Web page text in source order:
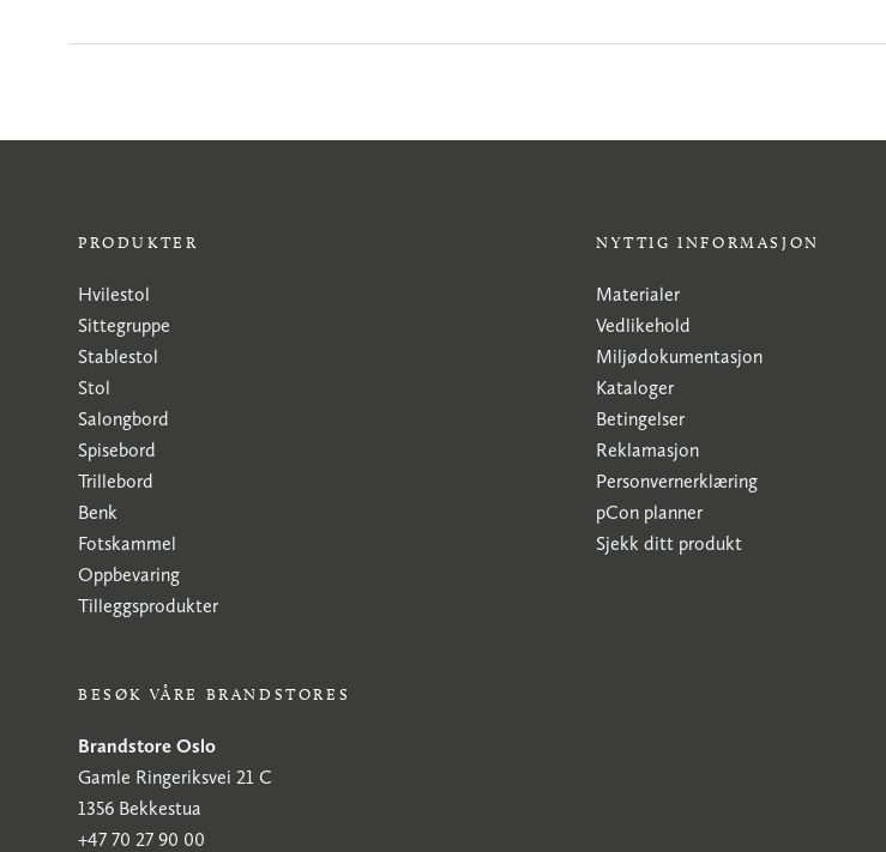
PRODUKTER
Hvilestol
Sittegruppe
Stablestol
Stol
Salongbord
Spisebord
Trillebord
Benk
Fotskammel
Oppbevaring
Tilleggsprodukter
NYTTIG INFORMASJON
Materialer
Vedlikehold
Miljødokumentasjon
Kataloger
Betingelser
Reklamasjon
Personvernerklæring
pCon planner
Sjekk ditt produkt
BESØK VÅRE BRANDSTORES
Brandstore Oslo
Gamle Ringeriksvei 21 C
1356 Bekkestua
+47 70 27 90 00